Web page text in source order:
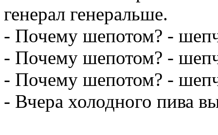
генерал генеральше.
- Почему шепотом? -
- Почему шепотом? -
- Почему шепотом? -
- Вчера холодного пива